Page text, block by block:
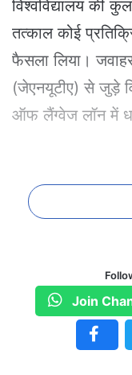
विश्वविद्यालय की
तत्काल कोई
फैसला लिया।
(जेएनयूटीए) से जुड़े
ऑफ लैंग्वेज लॉन में
Join